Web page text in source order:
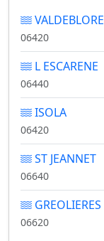
VALDEBLORE
06420
L ESCARENE
06440
ISOLA
06420
ST JEANNET
06640
GREOLIERES
06620